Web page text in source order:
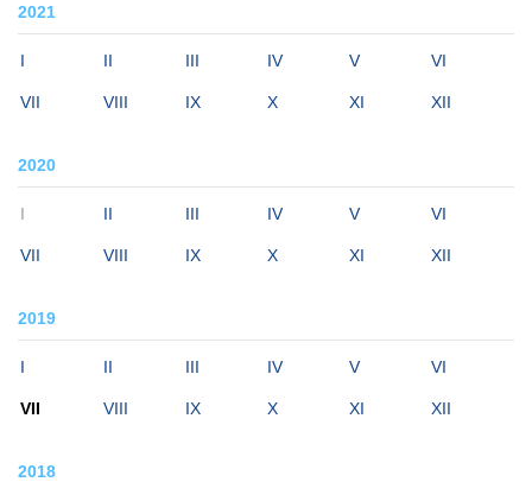
2021
I II III IV V VI
VII VIII IX X XI XII
2020
I II III IV V VI
VII VIII IX X XI XII
2019
I II III IV V VI
VII VIII IX X XI XII
2018